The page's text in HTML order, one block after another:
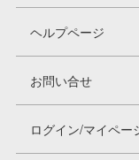
ヘルプページ
お問い合せ
ログイン/マイペー